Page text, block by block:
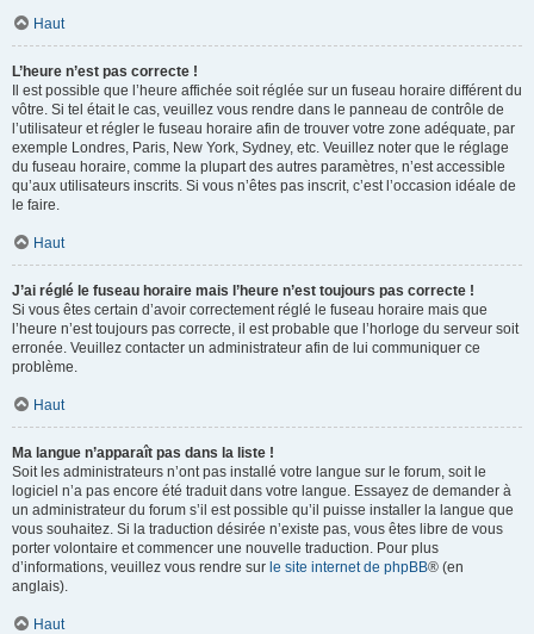
Haut
L’heure n’est pas correcte !
Il est possible que l’heure affichée soit réglée sur un fuseau horaire différent du
vôtre. Si tel était le cas, veuillez vous rendre dans le panneau de contrôle de
l’utilisateur et régler le fuseau horaire afin de trouver votre zone adéquate, par
exemple Londres, Paris, New York, Sydney, etc. Veuillez noter que le réglage
du fuseau horaire, comme la plupart des autres paramètres, n’est accessible
qu’aux utilisateurs inscrits. Si vous n’êtes pas inscrit, c’est l’occasion idéale de
le faire.
Haut
J’ai réglé le fuseau horaire mais l’heure n’est toujours pas correcte !
Si vous êtes certain d’avoir correctement réglé le fuseau horaire mais que
l’heure n’est toujours pas correcte, il est probable que l’horloge du serveur soit
erronée. Veuillez contacter un administrateur afin de lui communiquer ce
problème.
Haut
Ma langue n’apparaît pas dans la liste !
Soit les administrateurs n’ont pas installé votre langue sur le forum, soit le
logiciel n’a pas encore été traduit dans votre langue. Essayez de demander à
un administrateur du forum s’il est possible qu’il puisse installer la langue que
vous souhaitez. Si la traduction désirée n’existe pas, vous êtes libre de vous
porter volontaire et commencer une nouvelle traduction. Pour plus
d’informations, veuillez vous rendre sur le site internet de phpBB® (en
anglais).
Haut